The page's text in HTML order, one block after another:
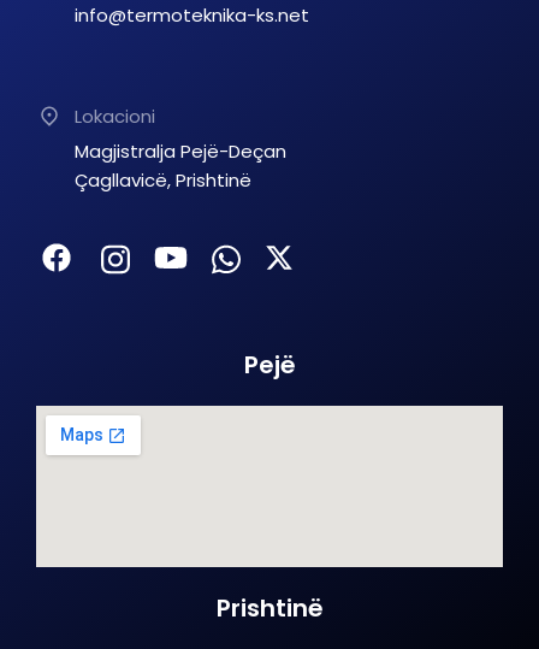
info@termoteknika-ks.net
Lokacioni
Magjistralja Pejë-Deçan
Çagllavicë, Prishtinë
Pejë
Prishtinë